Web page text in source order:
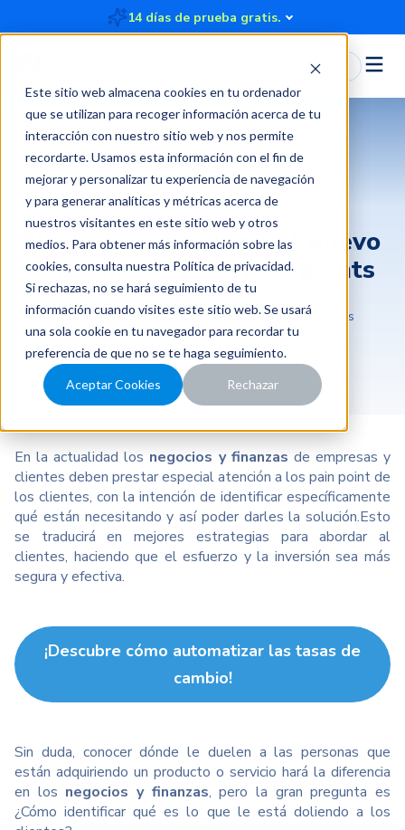
Este sitio web almacena cookies en tu ordenador
que se utilizan para recoger información acerca de tu
interacción con nuestro sitio web y nos permite
recordarte. Usamos esta información con el fin de
mejorar y personalizar tu experiencia de navegación
y para generar analíticas y métricas acerca de
nuestros visitantes en este sitio web y otros
medios. Para obtener más información sobre las
cookies, consulta nuestra Política de privacidad.
Si rechazas, no se hará seguimiento de tu
información cuando visites este sitio web. Se usará
una sola cookie en tu navegador para recordar tu
preferencia de que no se te haga seguimiento.
Aceptar Cookies Rechazar
14 días de prueba gratis.
Iniciar Sesión
Gestión de gastos y control financiero
Negocios y finanzas: el nuevo
consumidor y los pain points
2022-12-07 12:39:32 5 minutos Rindegastos
En la actualidad los negocios y finanzas de empresas y
clientes deben prestar especial atención a los pain point de
los clientes, con la intención de identificar específicamente
qué están necesitando y así poder darles la solución.Esto
se traducirá en mejores estrategias para abordar al
clientes, haciendo que el esfuerzo y la inversión sea más
segura y efectiva.
¡Descubre cómo automatizar las tasas de
cambio!
Sin duda, conocer dónde le duelen a las personas que
están adquiriendo un producto o servicio hará la diferencia
en los negocios y finanzas, pero la gran pregunta es
¿Cómo identificar qué es lo que le está doliendo a los